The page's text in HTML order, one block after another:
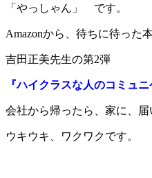
「やっしゃん」 です。
Amazonから、待ちに待った
吉田正美先生の第2弾
『ハイクラスな人のコミュ
会社から帰ったら、家に、届
ウキウキ、ワクワクです。